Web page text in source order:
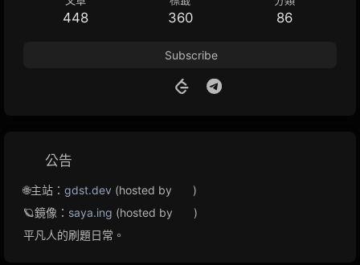
448 360 86
Subscribe
公告
🌐主站： gdst.dev (hosted by
)
🪐鏡像： saya.ing (hosted by
)
平凡人的刷題日常。